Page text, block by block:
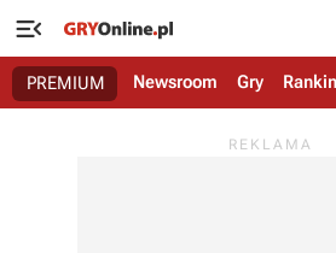

PREMIUM Newsroom Gry